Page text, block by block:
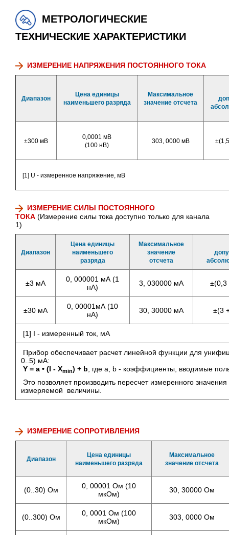
МЕТРОЛОГИЧЕСКИЕ
ТЕХНИЧЕСКИЕ ХАРАКТЕРИСТИКИ
ИЗМЕРЕНИЕ НАПРЯЖЕНИЯ ПОСТОЯННОГО ТОКА
Диапазон
Цена единицы
наименьшего разряда
Максимальное
значение отсчета
±300 мВ
0,0001 мВ
(100 нВ)
303, 0000 мВ
[1] U - измеренное напряжение, мВ
ИЗМЕРЕНИЕ СИЛЫ ПОСТОЯННОГО
ТОКА (Измерение силы тока доступно только для канала
1)
Диапазон
Цена единицы
наименьшего
разряда
Максимальное
значение
отсчета
±3 мА
0, 000001 мА (1
нА)
3, 030000 мА ±(0,3
±30 мА
0, 00001мА (10
нА)
30, 30000 мА ±(3
[1] I - измеренный ток, мА
Прибор обеспечивает расчет линейной функции для
0..5) мА:
Y = a • (I - Хmin) + b , где a, b - коэффициенты, вводимые
Это позволяет производить пересчет измеренного
измеряемой величины.
ИЗМЕРЕНИЕ СОПРОТИВЛЕНИЯ
Диапазон
Цена единицы
наименьшего разряда
Максимальное
значение отсчета
(0..30) Ом
0, 00001 Ом (10
мкОм)
30, 30000 Ом
(0..300) Ом
0, 0001 Ом (100
мкОм)
303, 0000 Ом